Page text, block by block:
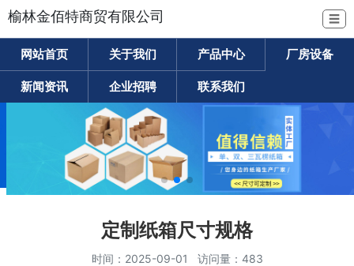
榆林金佰特商贸有限公司 ☰
网站首页 关于我们 产品中心 厂房设备
新闻资讯 企业招聘 联系我们
定制纸箱尺寸规格
时间：2025-09-01 访问量：483